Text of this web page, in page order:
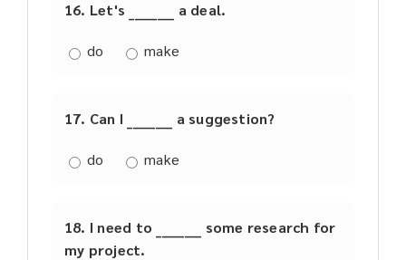
16. Let's ________ a deal.
do make
17. Can I ________ a suggestion?
do make
18. I need to ________ some research for
my project.